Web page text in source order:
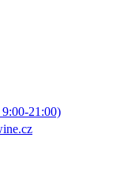
21:00)